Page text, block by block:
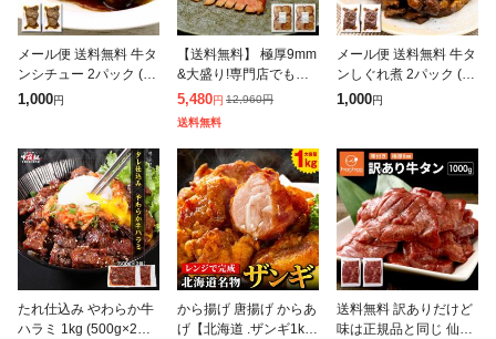
メール便 送料無料 牛タ
ンシチュー 2パック (10
0g×2) 牛タン 牛たん タ
1,000円
【送料無料】 極厚9mm
&大盛り!専門店でも提
供しているプロ仕様
〔味付け牛タン1kg(50
0g×2)〕仙台名物の味わ
いをフライパ
5,480円 12,960円
送料無料
メール便 送料無料 牛タ
ンしぐれ煮 2パック (10
0g×2) 牛タン 牛たん し
1,000円
たれ仕込み やわらか牛
ハラミ 1kg (500g×2袋)
から揚げ 唐揚げ からあ
げ【北海道 .ザンギ1k
送料無料 訳ありだけど
味は正規品と同じ 仙台